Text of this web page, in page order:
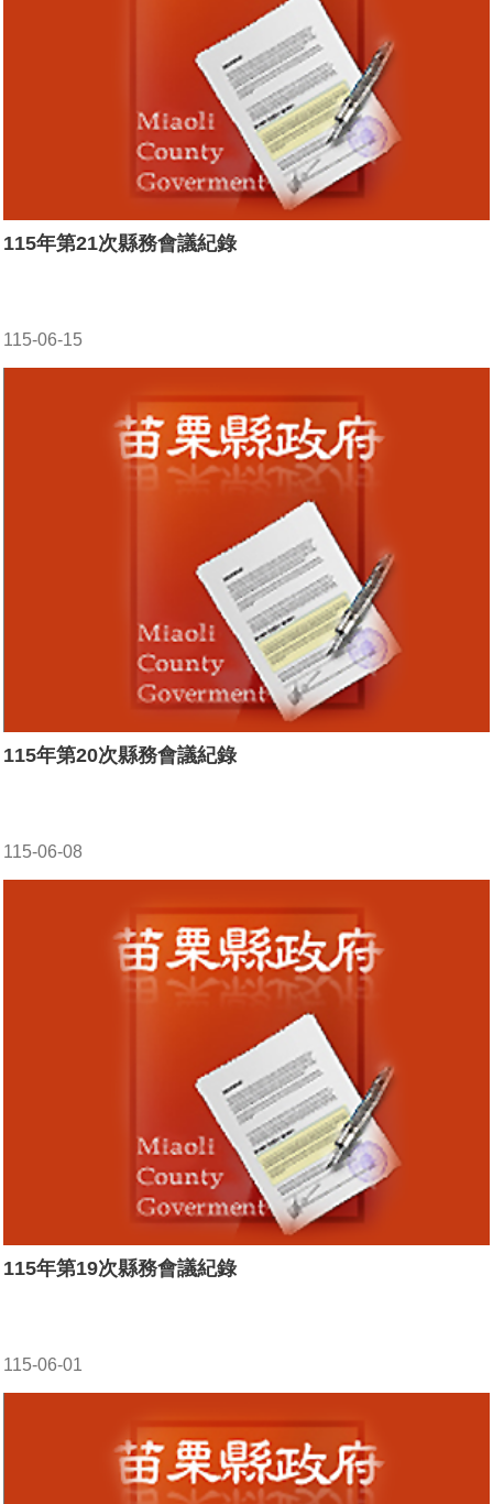
115年第21次縣務會議紀錄
115-06-15
115年第20次縣務會議紀錄
115-06-08
115年第19次縣務會議紀錄
115-06-01